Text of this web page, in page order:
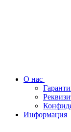
О нас
Информация